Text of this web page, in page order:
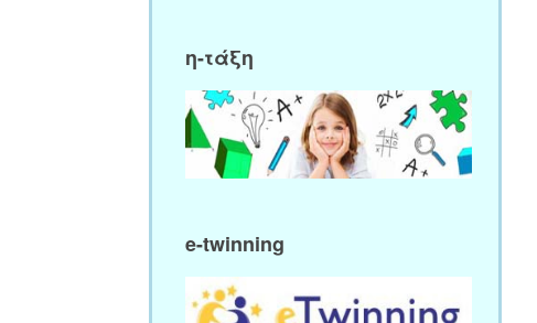
η-τάξη
e-twinning